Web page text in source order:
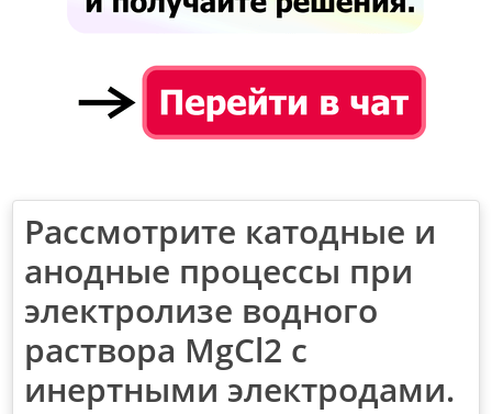
Рассмотрите катодные и
анодные процессы при
электролизе водного
раствора MgCl2 с
инертными электродами.